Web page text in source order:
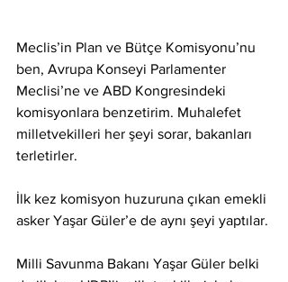
Meclis’in Plan ve Bütçe Komisyonu’nu
ben, Avrupa Konseyi Parlamenter
Meclisi’ne ve ABD Kongresindeki
komisyonlara benzetirim. Muhalefet
milletvekilleri her şeyi sorar, bakanları
terletirler.
İlk kez komisyon huzuruna çıkan emekli
asker Yaşar Güler’e de aynı şeyi yaptılar.
Milli Savunma Bakanı Yaşar Güler belki